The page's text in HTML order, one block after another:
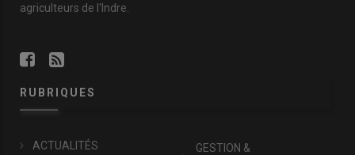
agriculteurs de l'Indre.
RUBRIQUES
ACTUALITÉS
GESTION &